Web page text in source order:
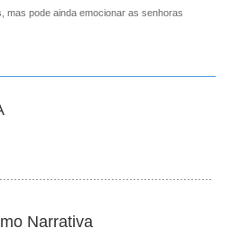
mas pode ainda emocionar as senhoras
Narrativa